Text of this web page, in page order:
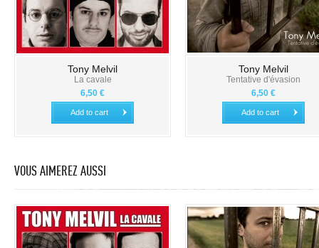
Tony Melvil
La cavale
6,50 €
Add to cart
Tony Melvil
Tentative d'évasion
6,50 €
Add to cart
VOUS AIMEREZ AUSSI